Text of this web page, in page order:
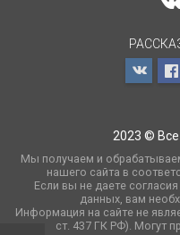
2023 ©
Мы получаем и
нашего сайта в
Если вы не даете
данных, вам
Информация на сайте не
cт. 437 ГК РФ). Могут